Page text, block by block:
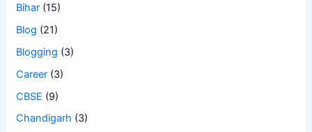
Bihar (15)
Blog (21)
Blogging (3)
Career (3)
CBSE (9)
Chandigarh (3)